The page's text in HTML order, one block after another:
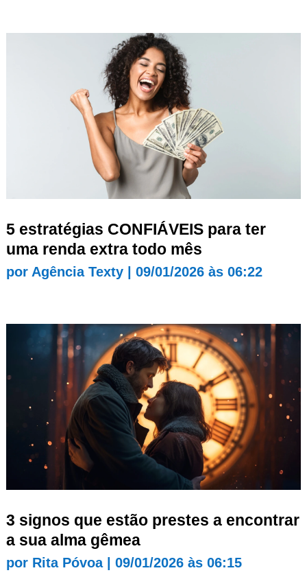
5 estratégias CONFIÁVEIS para ter
uma renda extra todo mês
por Agência Texty| 09/01/2026 às 06:22
3 signos que estão prestes a encontrar
a sua alma gêmea
por Rita Póvoa| 09/01/2026 às 06:15